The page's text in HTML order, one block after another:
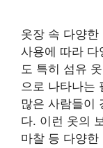
옷장 속 다양
사용에 따라 다
도 특히 섬유
으로 나타나는
많은 사람들이
다. 이런 옷의
마찰 등 다양한